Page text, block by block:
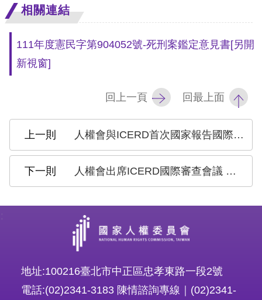
相關連結
111年度憲民字第904052號-死刑案鑑定意見書[另開
新視窗]
回上一頁 回最上面
人權會與ICERD首次國家報告國際審查委員交流座談 陳菊：人權會將與各界合作 接軌國際人權標準
人權會出席ICERD國際審查會議 陳菊：欣見政府主動落實ICERD，促進族群平等
地址:100216臺北市中正區忠孝東路一段2號
電話:(02)2341-3183 陳情諮詢專線｜(02)2341-